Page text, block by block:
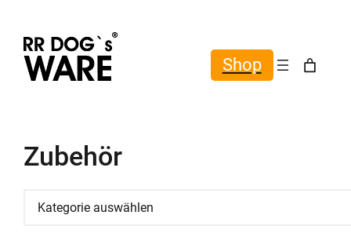
Shop
Zubehör
auswählen